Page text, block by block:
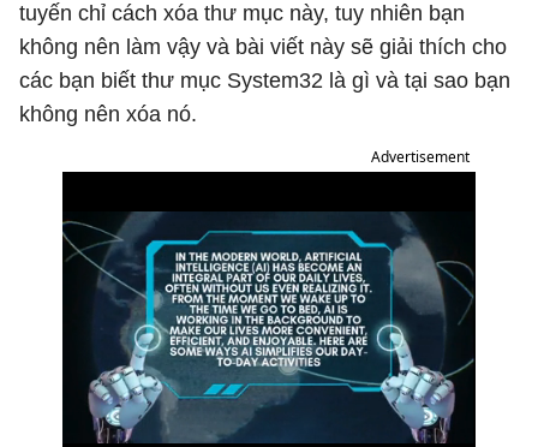
tuyến chỉ cách xóa thư mục này, tuy nhiên bạn
không nên làm vậy và bài viết này sẽ giải thích cho
các bạn biết thư mục System32 là gì và tại sao bạn
không nên xóa nó.
Advertisement